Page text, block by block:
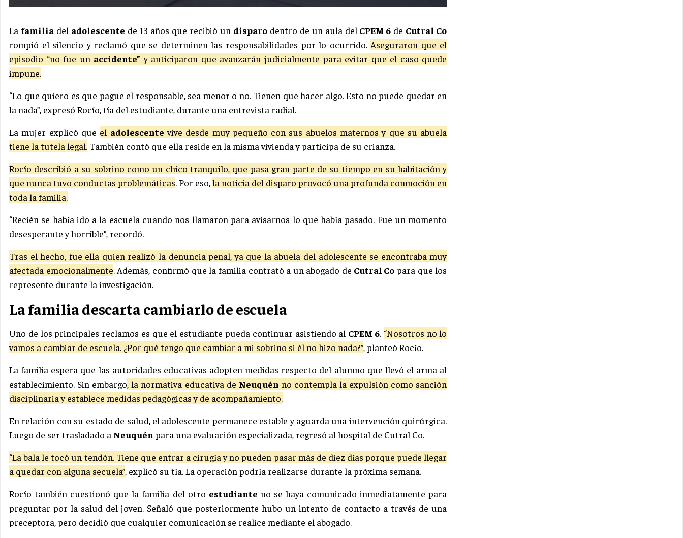
La familia del adolescente de 13 años que recibió un disparo dentro de un aula del CPEM 6 de Cutral Co
rompió el silencio y reclamó que se determinen las responsabilidades por lo ocurrido. Aseguraron que el
episodio “no fue un accidente” y anticiparon que avanzarán judicialmente para evitar que el caso quede
impune.
“Lo que quiero es que pague el responsable, sea menor o no. Tienen que hacer algo. Esto no puede quedar en
la nada”, expresó Rocío, tía del estudiante, durante una entrevista radial.
La mujer explicó que el adolescente vive desde muy pequeño con sus abuelos maternos y que su abuela
tiene la tutela legal. También contó que ella reside en la misma vivienda y participa de su crianza.
Rocío describió a su sobrino como un chico tranquilo, que pasa gran parte de su tiempo en su habitación y
que nunca tuvo conductas problemáticas. Por eso,la noticia del disparo provocó una profunda conmoción en
toda la familia.
“Recién se había ido a la escuela cuando nos llamaron para avisarnos lo que había pasado. Fue un momento
desesperante y horrible”, recordó.
Tras el hecho, fue ella quien realizó la denuncia penal, ya que la abuela del adolescente se encontraba muy
afectada emocionalmente. Además, confirmó que la familia contrató a un abogado de Cutral Co para que los
represente durante la investigación.
La familia descarta cambiarlo de escuela
Uno de los principales reclamos es que el estudiante pueda continuar asistiendo al CPEM 6. “Nosotros no lo
vamos a cambiar de escuela. ¿Por qué tengo que cambiar a mi sobrino si él no hizo nada?”, planteó Rocío.
La familia espera que las autoridades educativas adopten medidas respecto del alumno que llevó el arma al
establecimiento. Sin embargo, la normativa educativa de Neuquén no contempla la expulsión como sanción
disciplinaria y establece medidas pedagógicas y de acompañamiento.
En relación con su estado de salud, el adolescente permanece estable y aguarda una intervención quirúrgica.
Luego de ser trasladado a Neuquén para una evaluación especializada, regresó al hospital de Cutral Co.
“La bala le tocó un tendón. Tiene que entrar a cirugía y no pueden pasar más de diez días porque puede llegar
a quedar con alguna secuela”, explicó su tía. La operación podría realizarse durante la próxima semana.
Rocío también cuestionó que la familia del otro estudiante no se haya comunicado inmediatamente para
preguntar por la salud del joven. Señaló que posteriormente hubo un intento de contacto a través de una
preceptora, pero decidió que cualquier comunicación se realice mediante el abogado.